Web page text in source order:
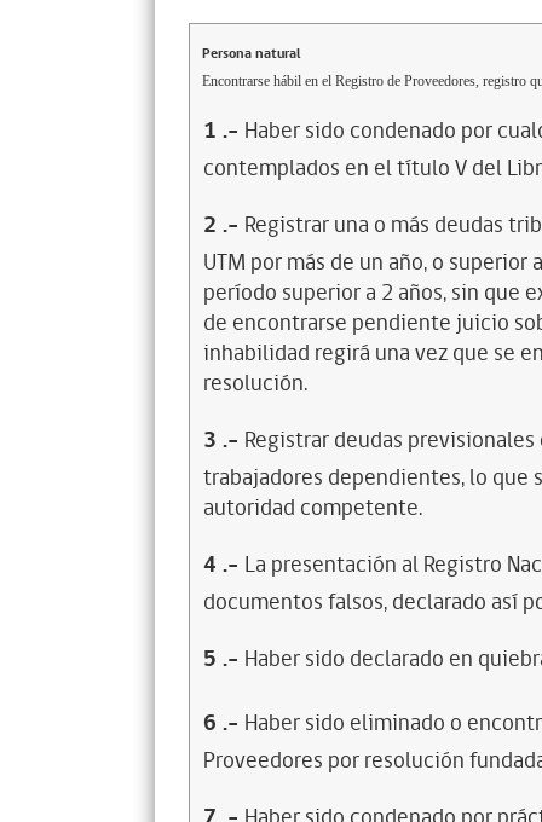
Persona natural
Encontrarse hábil en el Registro de Proveedores, registro
1 .- Haber sido condenado por
contemplados en el título V del
2 .- Registrar una o más deudas
UTM por más de un año, o
período superior a 2 años, sin que
de encontrarse pendiente juicio
inhabilidad regirá una vez que se
resolución.
3 .- Registrar deudas
trabajadores dependientes, lo
autoridad competente.
4 .- La presentación al Registro
documentos falsos, declarado así
5 .- Haber sido declarado en
6 .- Haber sido eliminado o
Proveedores por resolución